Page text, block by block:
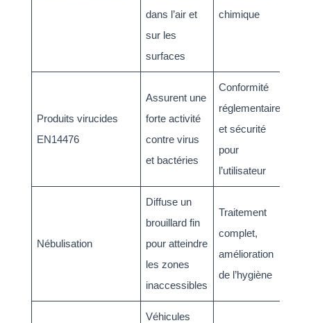
dans l’air et
sur les
surfaces
chimique
Produits virucides
EN14476
Assurent une
forte activité
contre virus
et bactéries
Conformité
réglementaire
et sécurité
pour
l’utilisateur
Nébulisation
Diffuse un
brouillard fin
pour atteindre
les zones
inaccessibles
Traitement
complet,
amélioration
de l’hygiène
Véhicules